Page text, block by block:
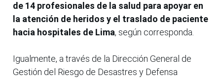
de 14 profesionales de la salud para apoyar en
la atención de heridos y el traslado de paciente
hacia hospitales de Lima, según corresponda.
Igualmente, a través de la Dirección General de
Gestión del Riesgo de Desastres y Defensa